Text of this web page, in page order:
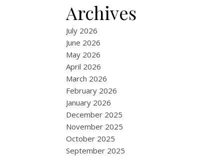
Archives
July 2026
June 2026
May 2026
April 2026
March 2026
February 2026
January 2026
December 2025
November 2025
October 2025
September 2025